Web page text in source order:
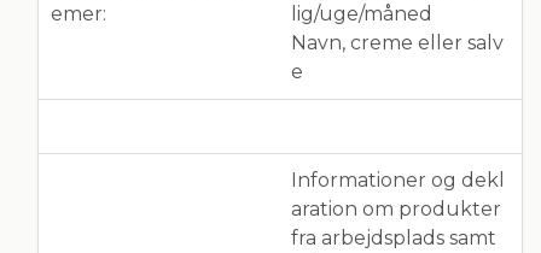
emer:
lig/uge/måned
Navn, creme eller salv
e
Informationer og dekl
aration om produkter
fra arbejdsplads samt